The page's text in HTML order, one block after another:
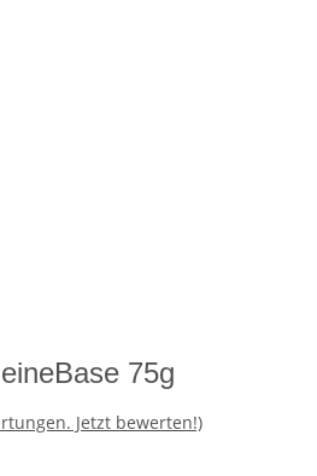
75g
Jetzt bewerten!)